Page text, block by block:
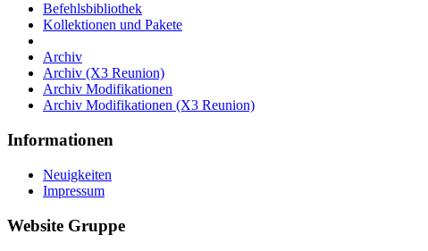
Befehlsbibliothek
Kollektionen und Pakete
Archiv
Archiv (X3 Reunion)
Archiv Modifikationen
Archiv Modifikationen (X3 Reunion)
Informationen
Neuigkeiten
Impressum
Website Gruppe